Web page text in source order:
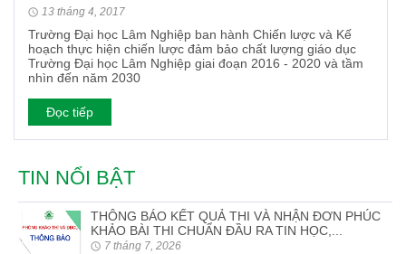
13 tháng 4, 2017
Trường Đại học Lâm Nghiệp ban hành Chiến lược và Kế
hoạch thực hiện chiến lược đảm bảo chất lượng giáo dục
Trường Đại học Lâm Nghiệp giai đoạn 2016 - 2020 và tầm
nhìn đến năm 2030
Đọc tiếp
TIN NỔI BẬT
THÔNG BÁO KẾT QUẢ THI VÀ NHẬN ĐƠN PHÚC
KHẢO BÀI THI CHUẨN ĐẦU RA TIN HỌC,...
7 tháng 7, 2026